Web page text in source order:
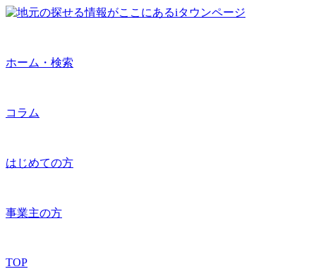
ホーム・検索
コラム
はじめての方
事業主の方
TOP